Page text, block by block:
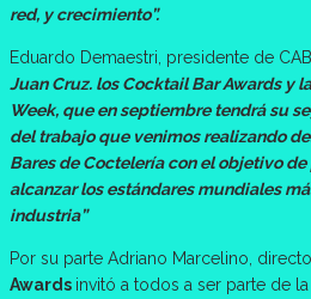
red, y crecimiento”.
Eduardo Demaestri, presidente de
Juan Cruz. los Cocktail Bar Awards y
Week, que en septiembre tendrá su
del trabajo que venimos realizando
Bares de Coctelería con el objetivo
alcanzar los estándares mundiales
industria”
Por su parte Adriano Marcelino,
Awards invitó a todos a ser parte de